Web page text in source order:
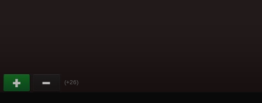
(+26)